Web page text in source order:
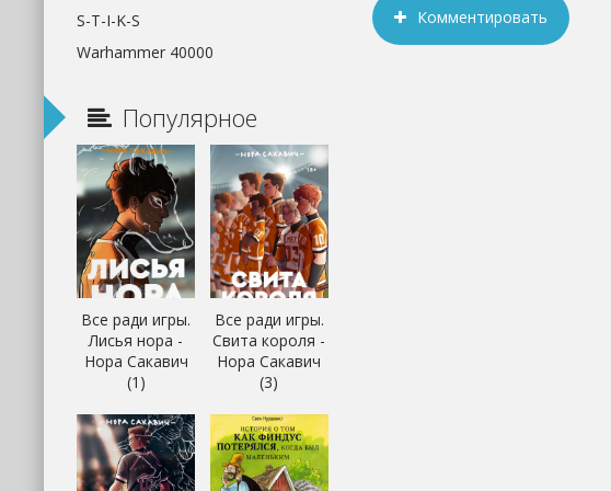
Комментировать
S-T-I-K-S
Warhammer 40000
Популярное
Все ради игры.
Лисья нора -
Нора Сакавич
(1)
Все ради игры.
Свита короля -
Нора Сакавич
(3)